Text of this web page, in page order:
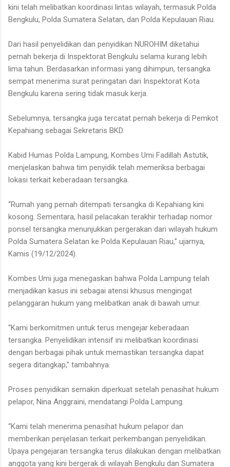
kini telah melibatkan koordinasi lintas wilayah, termasuk Polda
Bengkulu, Polda Sumatera Selatan, dan Polda Kepulauan Riau.
Dari hasil penyelidikan dan penyidikan NUROHIM diketahui
pernah bekerja di Inspektorat Bengkulu selama kurang lebih
lima tahun. Berdasarkan informasi yang dihimpun, tersangka
sempat menerima surat peringatan dari Inspektorat Kota
Bengkulu karena sering tidak masuk kerja.
Sebelumnya, tersangka juga tercatat pernah bekerja di Pemkot
Kepahiang sebagai Sekretaris BKD.
Kabid Humas Polda Lampung, Kombes Umi Fadillah Astutik,
menjelaskan bahwa tim penyidik telah memeriksa berbagai
lokasi terkait keberadaan tersangka.
“Rumah yang pernah ditempati tersangka di Kepahiang kini
kosong. Sementara, hasil pelacakan terakhir terhadap nomor
ponsel tersangka menunjukkan pergerakan dari wilayah hukum
Polda Sumatera Selatan ke Polda Kepulauan Riau,” ujarnya,
Kamis (19/12/2024).
Kombes Umi juga menegaskan bahwa Polda Lampung telah
menjadikan kasus ini sebagai atensi khusus mengingat
pelanggaran hukum yang melibatkan anak di bawah umur.
“Kami berkomitmen untuk terus mengejar keberadaan
tersangka. Penyelidikan intensif ini melibatkan koordinasi
dengan berbagai pihak untuk memastikan tersangka dapat
segera ditangkap,” tambahnya.
Proses penyidikan semakin diperkuat setelah penasihat hukum
pelapor, Nina Anggraini, mendatangi Polda Lampung.
“Kami telah menerima penasihat hukum pelapor dan
memberikan penjelasan terkait perkembangan penyelidikan.
Upaya pengejaran tersangka terus dilakukan dengan melibatkan
anggota yang kini bergerak di wilayah Bengkulu dan Sumatera